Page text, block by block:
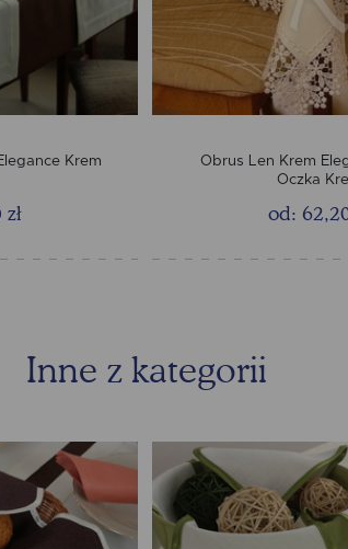
Krem
Obrus Len Krem
Oczka
od:
Inne z kategorii